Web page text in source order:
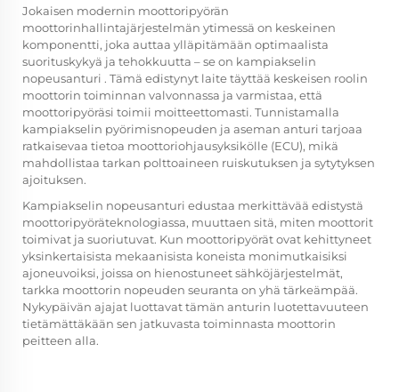
Jokaisen modernin moottoripyörän
moottorinhallintajärjestelmän ytimessä on keskeinen
komponentti, joka auttaa ylläpitämään optimaalista
suorituskykyä ja tehokkuutta – se on kampiakselin
nopeusanturi . Tämä edistynyt laite täyttää keskeisen roolin
moottorin toiminnan valvonnassa ja varmistaa, että
moottoripyöräsi toimii moitteettomasti. Tunnistamalla
kampiakselin pyörimisnopeuden ja aseman anturi tarjoaa
ratkaisevaa tietoa moottoriohjausyksikölle (ECU), mikä
mahdollistaa tarkan polttoaineen ruiskutuksen ja sytytyksen
ajoituksen.
Kampiakselin nopeusanturi edustaa merkittävää edistystä
moottoripyöräteknologiassa, muuttaen sitä, miten moottorit
toimivat ja suoriutuvat. Kun moottoripyörät ovat kehittyneet
yksinkertaisista mekaanisista koneista monimutkaisiksi
ajoneuvoiksi, joissa on hienostuneet sähköjärjestelmät,
tarkka moottorin nopeuden seuranta on yhä tärkeämpää.
Nykypäivän ajajat luottavat tämän anturin luotettavuuteen
tietämättäkään sen jatkuvasta toiminnasta moottorin
peitteen alla.